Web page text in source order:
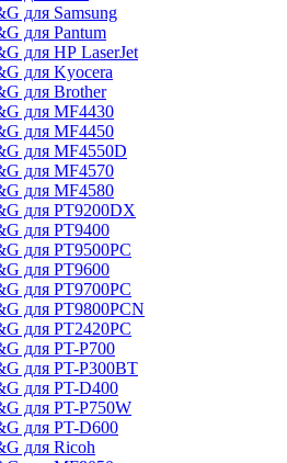
для Samsung
для Pantum
для НР LaserJet
для Kyocera
для Brother
для MF4430
для MF4450
для MF4550D
для MF4570
для MF4580
для PT9200DX
для PT9400
для PT9500PC
для PT9600
для PT9700PC
для PT9800PCN
для PT2420PC
для PT-P700
для PT-P300BT
для PT-D400
для PT-P750W
для PT-D600
для Ricoh